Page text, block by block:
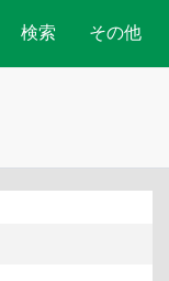
検索 その他